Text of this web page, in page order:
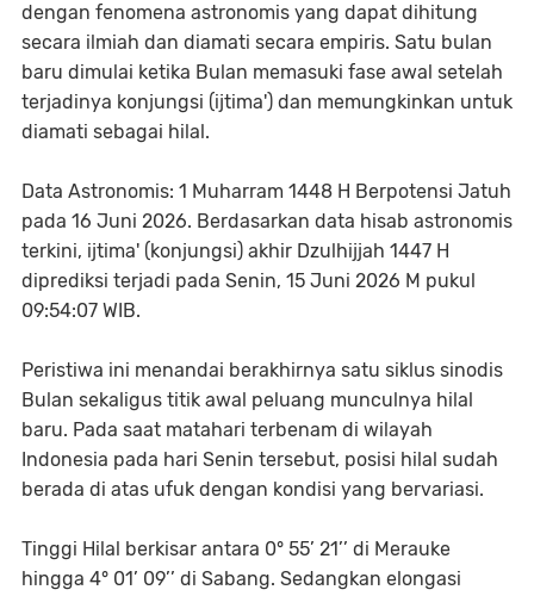
dengan fenomena astronomis yang dapat dihitung
secara ilmiah dan diamati secara empiris. Satu bulan
baru dimulai ketika Bulan memasuki fase awal setelah
terjadinya konjungsi (ijtima') dan memungkinkan untuk
diamati sebagai hilal.
Data Astronomis: 1 Muharram 1448 H Berpotensi Jatuh
pada 16 Juni 2026. Berdasarkan data hisab astronomis
terkini, ijtima' (konjungsi) akhir Dzulhijjah 1447 H
diprediksi terjadi pada Senin, 15 Juni 2026 M pukul
09:54:07 WIB.
Peristiwa ini menandai berakhirnya satu siklus sinodis
Bulan sekaligus titik awal peluang munculnya hilal
baru. Pada saat matahari terbenam di wilayah
Indonesia pada hari Senin tersebut, posisi hilal sudah
berada di atas ufuk dengan kondisi yang bervariasi.
Tinggi Hilal berkisar antara 0° 55’ 21’’ di Merauke
hingga 4° 01’ 09’’ di Sabang. Sedangkan elongasi